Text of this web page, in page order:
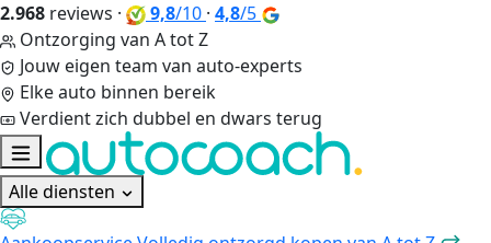
2.968 reviews · 9,8/10 · 4,8/5
Ontzorging van A tot Z
Jouw eigen team van auto-experts
Elke auto binnen bereik
Verdient zich dubbel en dwars terug
Alle diensten